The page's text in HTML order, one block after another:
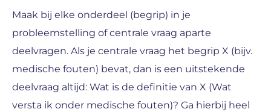
Maak bij elke onderdeel (begrip) in je
probleemstelling of centrale vraag aparte
deelvragen. Als je centrale vraag het begrip X (bijv.
medische fouten) bevat, dan is een uitstekende
deelvraag altijd: Wat is de definitie van X (Wat
versta ik onder medische fouten)? Ga hierbij heel